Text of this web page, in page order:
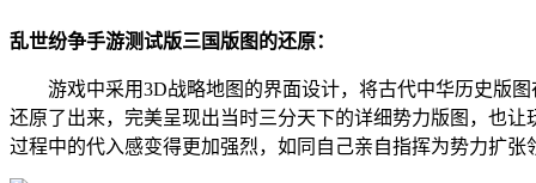
乱世纷争手游测试版三国版图的还原：
游戏中采用3D战略地图的界面设计，将古代中华历史版图
还原了出来，完美呈现出当时三分天下的详细势力版图，也让
过程中的代入感变得更加强烈，如同自己亲自指挥为势力扩张